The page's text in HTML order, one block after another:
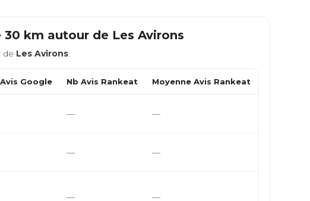
30 km autour de Les Avirons
de Les Avirons.
Google Nb Avis Rankeat Moyenne Avis Rankeat
— —
— —
— —